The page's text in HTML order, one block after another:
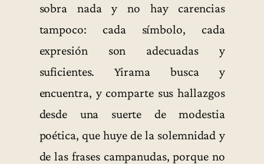
sobra nada y no hay carencias
tampoco: cada símbolo, cada
expresión son adecuadas y
suficientes. Yirama busca y
encuentra, y comparte sus hallazgos
desde una suerte de modestia
poética, que huye de la solemnidad y
de las frases campanudas, porque no